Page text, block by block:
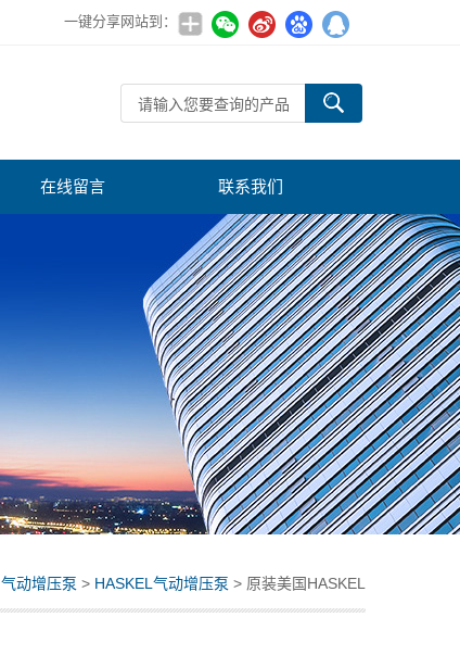
一键分享网站到：
在线留言 联系我们
气动增压泵 > HASKEL气动增压泵 > 原装美国HASKEL
冷媒增压泵 29723-110